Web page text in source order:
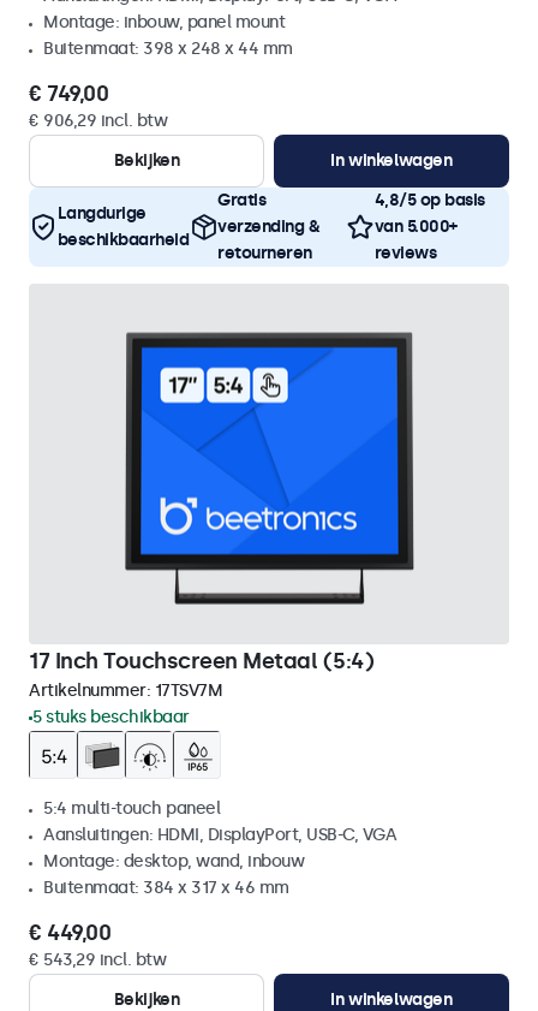
Montage: inbouw, panel mount
Buitenmaat: 398 x 248 x 44 mm
€ 749,00
€ 906,29 incl. btw
Bekijken
In winkelwagen
Langdurige
beschikbaarheid
Gratis
verzending &
retourneren
4,8/5 op basis
van 5.000+
reviews
17 Inch Touchscreen Metaal (5:4)
Artikelnummer: 17TSV7M
5 stuks beschikbaar
5:4 multi-touch paneel
Aansluitingen: HDMI, DisplayPort, USB-C, VGA
Montage: desktop, wand, inbouw
Buitenmaat: 384 x 317 x 46 mm
€ 449,00
€ 543,29 incl. btw
Bekijken
In winkelwagen